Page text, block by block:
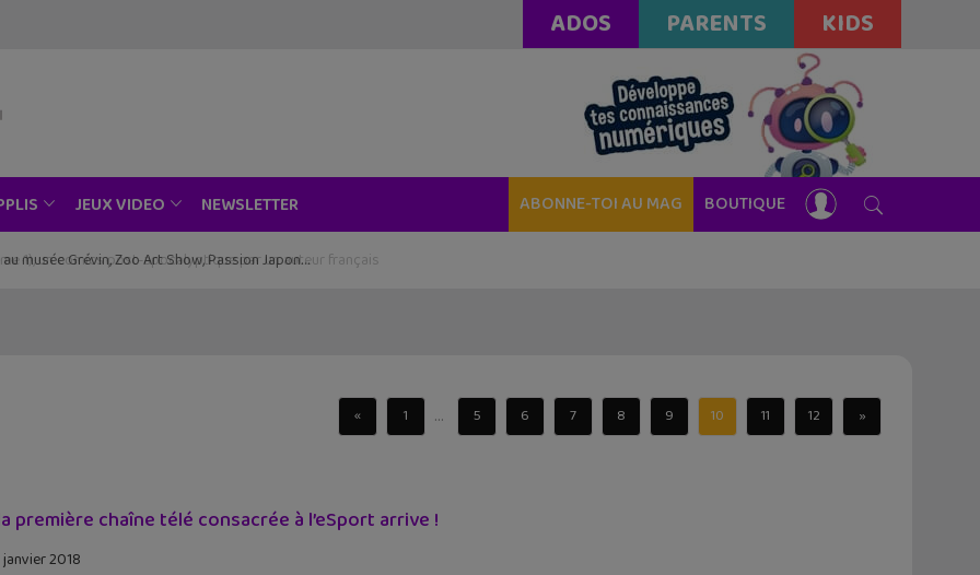
ADOS PARENTS KIDS
JEUX VIDEO NEWSLETTER ABONNE-TOI AU MAG BOUTIQUE
musée Grévin, Zoo Art Show, Passion Japon…
« 1 ... 5 6 7 8 9 10 11 12 »
la première chaîne télé consacrée à l’eSport arrive !
2018